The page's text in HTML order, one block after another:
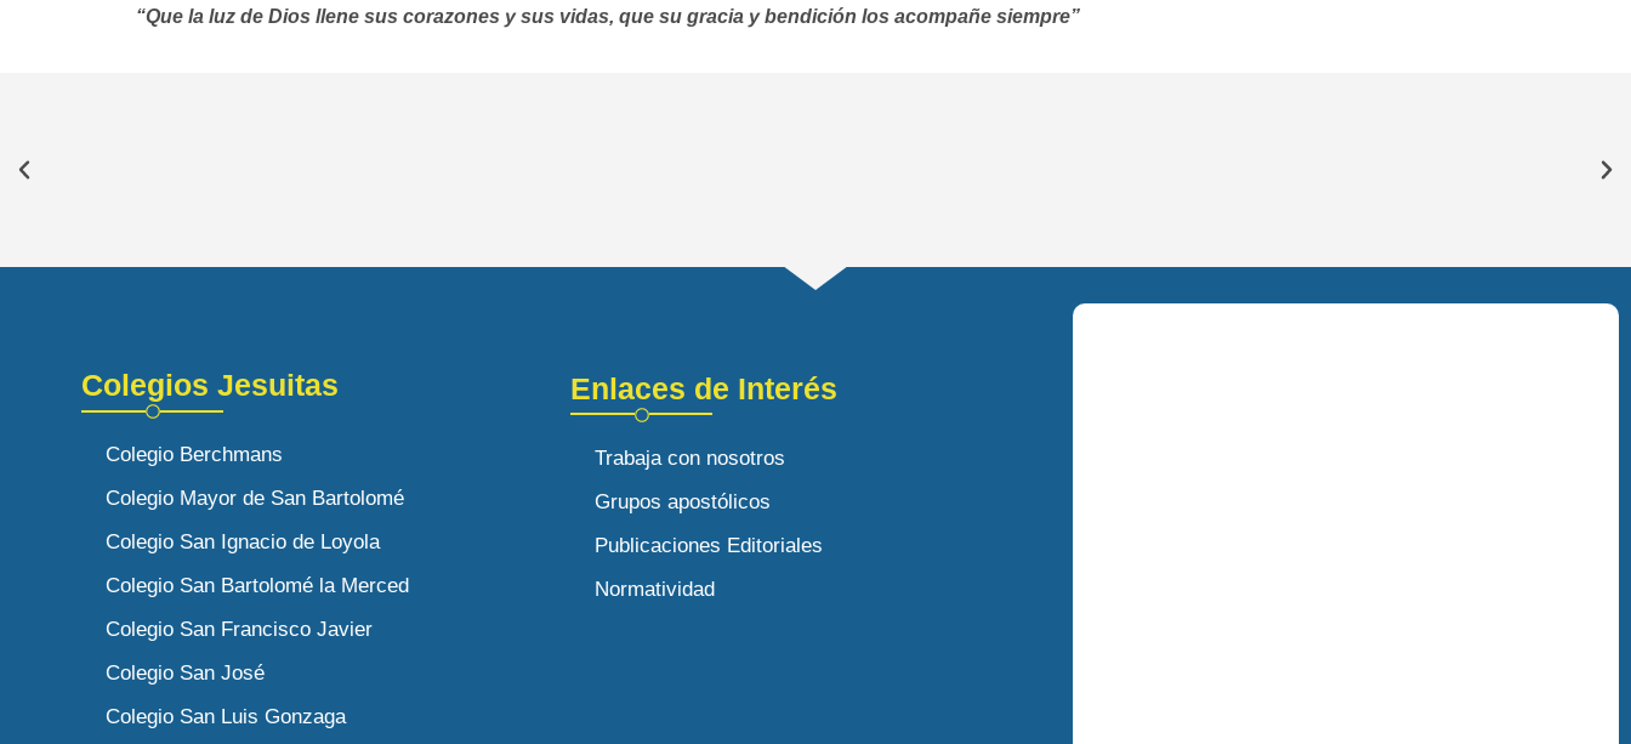
“Que la luz de Dios llene sus corazones y sus vidas, que su gracia y bendición los acompañe siempre”
Colegios Jesuitas
Colegio Berchmans
Colegio Mayor de San Bartolomé
Colegio San Ignacio de Loyola
Colegio San Bartolomé la Merced
Colegio San Francisco Javier
Colegio San José
Colegio San Luis Gonzaga
Enlaces de Interés
Trabaja con nosotros
Grupos apostólicos
Publicaciones Editoriales
Normatividad